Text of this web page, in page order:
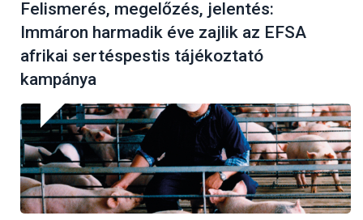
Felismerés, megelőzés, jelentés:
Immáron harmadik éve zajlik az EFSA
afrikai sertéspestis tájékoztató
kampánya